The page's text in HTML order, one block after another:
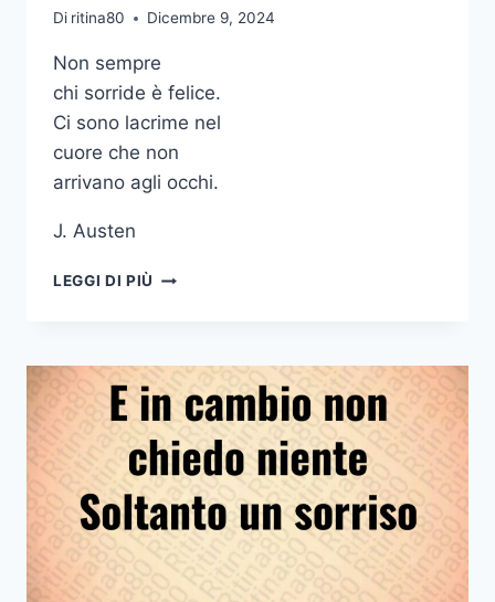
Di ritina80 Dicembre 9, 2024
Non sempre
chi sorride è felice.
Ci sono lacrime nel
cuore che non
arrivano agli occhi.
J. Austen
LEGGI DI PIÙ NON
È
FELICE
CI
SONO
LACRIME
CUORE
CHE
ARRIVANO